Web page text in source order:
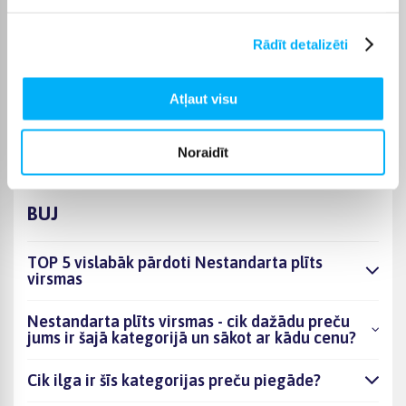
Rādīt detalizēti
Atļaut visu
Noraidīt
Piemērotu preci no kategorijas Nestandarta plīts virsmas
piegādāsim norādītajā termiņā, lai pirkumu internetā varētu
saņemt jums ērtā veidā.
BUJ
TOP 5 vislabāk pārdoti Nestandarta plīts
virsmas
Nestandarta plīts virsmas - cik dažādu preču
jums ir šajā kategorijā un sākot ar kādu cenu?
Cik ilga ir šīs kategorijas preču piegāde?